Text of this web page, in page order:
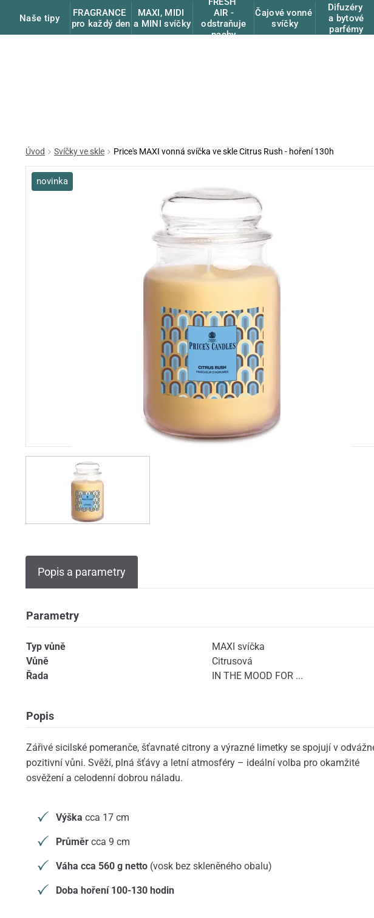
Naše tipy
FRAGRANCE
pro každý den
MAXI, MIDI
a MINI svíčky
AIR -
odstraňuje
pachy
Čajové vonné
svíčky
Difuzéry
a bytové
parfémy
Úvod Svíčky ve skle Price's MAXI vonná svíčka ve skle Citrus Rush - hoření 130h
novinka
Popis a parametry
Parametry
Typ vůně
MAXI svíčka
Vůně
Citrusová
Řada
IN THE MOOD FOR ...
Popis
Zářivé sicilské pomeranče, šťavnaté citrony a výrazné limetky se spojují v
pozitivní vůni. Svěží, plná šťávy a letní atmosféry – ideální volba pro okamžité
osvěžení a celodenní dobrou náladu.
Výška cca 17 cm
Průměrcca 9 cm
Váha cca 560 g netto(vosk bez skleněného obalu)
Doba hoření 100-130 hodin